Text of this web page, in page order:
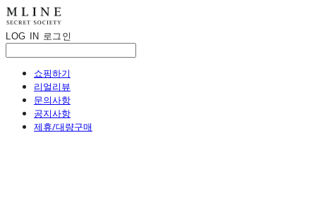
LOG IN 로그인
쇼핑하기
리얼리뷰
문의사항
공지사항
제휴/대량구매